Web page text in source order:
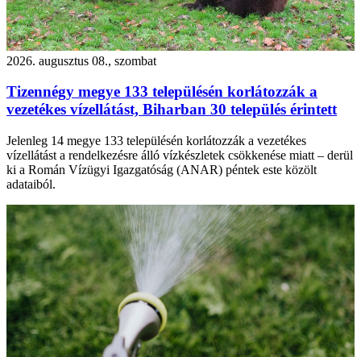
2026. augusztus 08., szombat
Tizennégy megye 133 településén korlátozzák a
vezetékes vízellátást, Biharban 30 település érintett
Jelenleg 14 megye 133 településén korlátozzák a vezetékes
vízellátást a rendelkezésre álló vízkészletek csökkenése miatt – derül
ki a Román Vízügyi Igazgatóság (ANAR) péntek este közölt
adataiból.